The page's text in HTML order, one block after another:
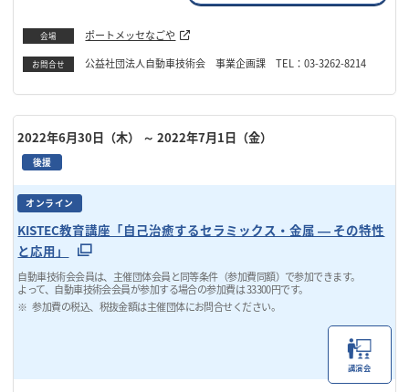
会場 ポートメッセなごや
お問合せ 公益社団法人自動車技術会 事業企画課 TEL：03-3262-8214
2022年6月30日（木） ～ 2022年7月1日（金）
後援
オンライン
KISTEC教育講座「自己治癒するセラミックス・金属 ― その特性
と応用」
自動車技術会会員は、主催団体会員と同等条件（参加費同額）で参加できます。
よって、自動車技術会会員が参加する場合の参加費は 33300円です。
参加費の税込、税抜金額は主催団体にお問合せください。
講演会